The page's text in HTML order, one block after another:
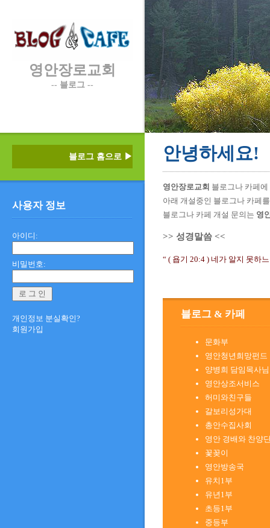
영안장로교회
-- 블로그 --
블로그 홈으로 ▶
사용자 정보
아이디:
비밀번호:
개인정보 분실확인?
회원가입
안녕하세요!
영안장로교회 블로그나 카페
아래 개설중인 블로그나 카페
블로그나 카페 개설 문의는 영
>> 성경말씀 <<
“ ( 욥기 20:4 ) 네가 알지 못하
블로그 & 카페
문화부
영안청년희망펀드
양병희 담임목사님
영안상조서비스
허미와친구들
갈보리성가대
총안수집사회
영안 경배와 찬양
꽃꽂이
영안방송국
유치1부
유년1부
초등1부
중등부